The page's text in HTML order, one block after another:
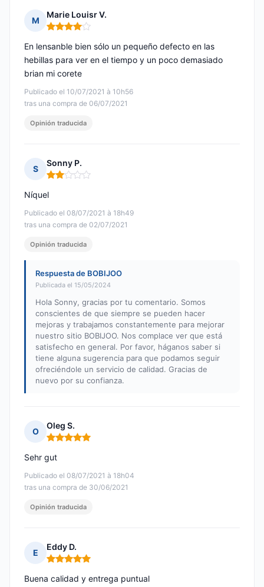
M
Marie Louisr V.
Nota: 4 de 5
Publicado el 10/07/2021 à 10h56
tras una compra de 06/07/2021
En lensanble bien sólo un pequeño defecto en las
hebillas para ver en el tiempo y un poco demasiado
brian mi corete
Opinión traducida
S
Sonny P.
Nota: 2 de 5
Publicado el 08/07/2021 à 18h49
tras una compra de 02/07/2021
Níquel
Opinión traducida
Respuesta de BOBIJOO
Publicada el 15/05/2024
Hola Sonny, gracias por tu comentario. Somos
conscientes de que siempre se pueden hacer
mejoras y trabajamos constantemente para mejorar
nuestro sitio BOBIJOO. Nos complace ver que está
satisfecho en general. Por favor, háganos saber si
tiene alguna sugerencia para que podamos seguir
ofreciéndole un servicio de calidad. Gracias de
nuevo por su confianza.
O
Oleg S.
Nota: 5 de 5
Publicado el 08/07/2021 à 18h04
tras una compra de 30/06/2021
Sehr gut
Opinión traducida
E
Eddy D.
Nota: 5 de 5
Buena calidad y entrega puntual